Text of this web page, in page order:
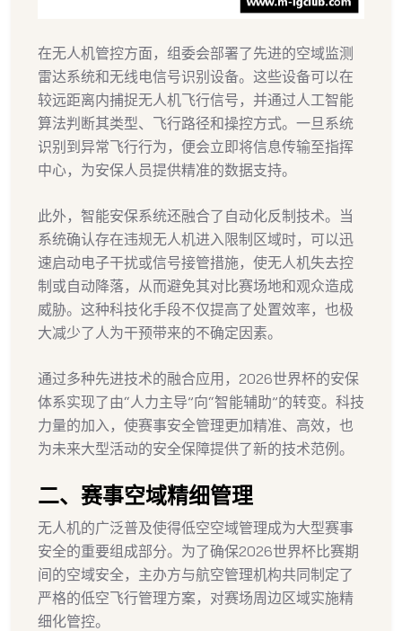
在无人机管控方面，组委会部署了先进的空域监测
雷达系统和无线电信号识别设备。这些设备可以在
较远距离内捕捉无人机飞行信号，并通过人工智能
算法判断其类型、飞行路径和操控方式。一旦系统
识别到异常飞行行为，便会立即将信息传输至指挥
中心，为安保人员提供精准的数据支持。
此外，智能安保系统还融合了自动化反制技术。当
系统确认存在违规无人机进入限制区域时，可以迅
速启动电子干扰或信号接管措施，使无人机失去控
制或自动降落，从而避免其对比赛场地和观众造成
威胁。这种科技化手段不仅提高了处置效率，也极
大减少了人为干预带来的不确定因素。
通过多种先进技术的融合应用，2026世界杯的安保
体系实现了由“人力主导”向“智能辅助”的转变。科技
力量的加入，使赛事安全管理更加精准、高效，也
为未来大型活动的安全保障提供了新的技术范例。
二、赛事空域精细管理
无人机的广泛普及使得低空空域管理成为大型赛事
安全的重要组成部分。为了确保2026世界杯比赛期
间的空域安全，主办方与航空管理机构共同制定了
严格的低空飞行管理方案，对赛场周边区域实施精
细化管控。